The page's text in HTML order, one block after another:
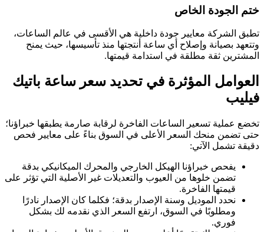
ختم الجودة الخاص
تطبق الشركة معايير جودة داخلية هي الأقسى في عالم الساعات،
وتتعهد بصيانة وإصلاح أي ساعة أنتجتها منذ تأسيسها، حيث يمنح
المشترين ثقة مطلقة في استدامة قيمتها.
العوامل المؤثرة في تحديد سعر ساعة باتيك
فيليب
تخضع عملية تسعير الساعات الفاخرة لرقابة صارمة يطبقها خبراؤنا؛
حتى تضمن منحك السعر الأعلى في السوق بناءً على معايير فحص
دقيقة تشمل الآتي:
يفحص خبراؤنا الهيكل الخارجي والمحرك الميكانيكي بدقة
تضمن خلوها من العيوب والتعديلات غير الأصلية التي تؤثر على
قيمتها الفاخرة.
نحدد الموديل وسنة الإصدار بدقة؛ فكلما كان الإصدار نادرًا
ومطلوبًا في السوق، ارتفع السعر الذي نقدمه لك بشكل
فوري.